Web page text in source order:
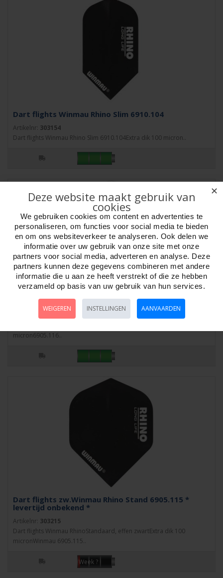
Dart flights Winmau Rhino Slim 6910.104
Artikelnr: 303154
Dart flights Winmau Rhino Slim 6910.104Extra dik 100 micron..
Dart flights wit Winmau Rhino Stand 6905.116
Artikelnr:
micron6905.116..
Dart flights zw.Winmau Rhino Stand 6905.115 *
levertijd onbekend *
Artikelnr: 303215
Dart flights Winmau RhinoStandaard, effen zwartExtra dik 100
micronWinmau 6905.115..
Week ?
✕
Deze website maakt gebruik van
cookies
We gebruiken cookies om content en advertenties te
personaliseren, om functies voor social media te bieden
en om ons websiteverkeer te analyseren. Ook delen we
informatie over uw gebruik van onze site met onze
partners voor social media, adverteren en analyse. Deze
partners kunnen deze gegevens combineren met andere
informatie die u aan ze heeft verstrekt of die ze hebben
verzameld op basis van uw gebruik van hun services.
WEIGEREN INSTELLINGEN AANVAARDEN